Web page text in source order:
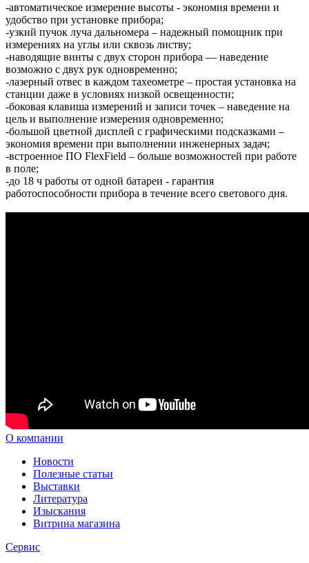
-автоматическое измерение высоты - экономия времени и
удобство при установке прибора;
-узкий пучок луча дальномера – надежный помощник при
измерениях на углы или сквозь листву;
-наводящие винты с двух сторон прибора — наведение
возможно с двух рук одновременно;
-лазерный отвес в каждом тахеометре – простая установка на
станции даже в условиях низкой освещенности;
-боковая клавиша измерений и записи точек – наведение на
цель и выполнение измерения одновременно;
-большой цветной дисплей с графическими подсказками –
экономия времени при выполнении инженерных задач;
-встроенное ПО FlexField – больше возможностей при работе
в поле;
-до 18 ч работы от одной батареи - гарантия
работоспособности прибора в течение всего светового дня.
О компании
Новости
Полезные статьи
Выставки
Литература
Изыскания
Витрина магазина
Сервис